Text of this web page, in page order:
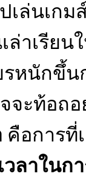
เล่นเก
ล่าเรีย
หนักขึ้น
จะท้อถอ
คือการที่
วลาในก